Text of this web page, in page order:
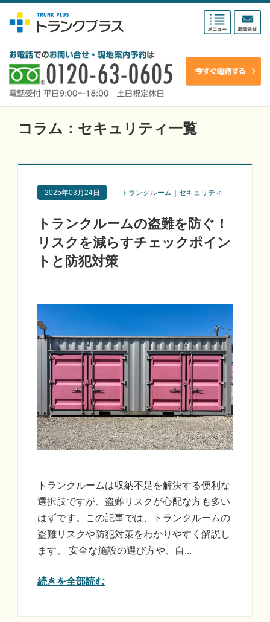
コラム：セキュリティ一覧
2025年03月24日 トランクルーム ｜セキュリティ
トランクルームの盗難を防ぐ！
リスクを減らすチェックポイン
トと防犯対策
トランクルームは収納不足を解決する便利な
選択肢ですが、盗難リスクが心配な方も多い
はずです。この記事では、トランクルームの
盗難リスクや防犯対策をわかりやすく解説し
ます。 安全な施設の選び方や、自...
続きを全部読む